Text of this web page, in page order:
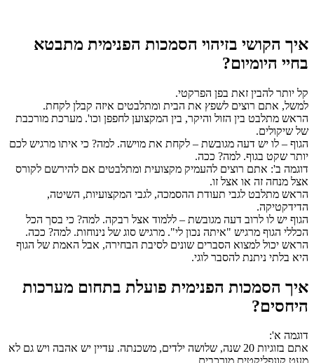
איך הקושי בזיהוי הסמכות הפנימית מתבטא
בחיי היומיום?
קל יותר להבין זאת בפן הפרקטי.
למשל, אתם רוצים לשפץ את הבית ומתלבטים איזה קבלן לקחת.
הראש מתלבט בין הזול והיקר, בין המקצוען לחפפן וכו'. מערכת מורכבת
של שיקולים.
הגוף – לו יש דעה מגובשת – לקחת את מוישה. למה? כי איתו מרגיש לכם
יותר שקט בגוף. למה? ככה.
דוגמה ב': אתם רוצים להעמיק מקצועית ומתלבטים אם להירשם לקורס
אצל מנחה זה או אצל זו.
הראש מתלבט לגבי תעודת ההסמכה, לגבי המקצועיות, השיטה,
הדידקטיקה.
הגוף יש לו לרוב דעה מגובשת – ללמוד אצל רבקה. למה? כי בסך הכל
הכללי הגוף מרגיש "איתה נכון לי". מרגיש סוג של נינוחות. למה? ככה.
הראש יכול למצוא הסברים שונים לסיבת הבחירה, אבל האמת של הגוף
היא בלתי ניתנת להסבר לוגי.
איך הסמכות הפנימית פועלת בתחום מערכות
היחסים?
דוגמה א':
אתם בזוגיות 20 שנה, שלושה ילדים, משכנתה. עדיין יש אהבה ויש גם לא